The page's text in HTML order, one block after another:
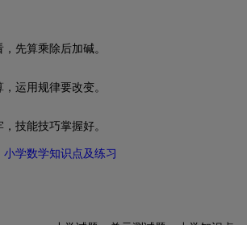
先算乘除后加碱。
运用规律要改变。
技能技巧掌握好。
小学数学知识点及练习